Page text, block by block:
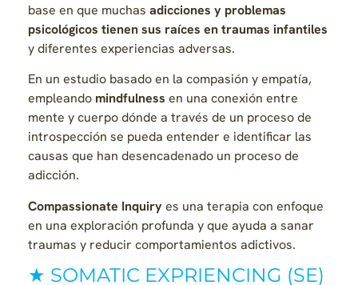
base en que muchas adicciones y problemas
psicológicos tienen sus raíces en traumas infantiles
y diferentes experiencias adversas.
En un estudio basado en la compasión y empatía,
empleando mindfulness en una conexión entre
mente y cuerpo dónde a través de un proceso de
introspección se pueda entender e identificar las
causas que han desencadenado un proceso de
adicción.
Compassionate Inquiryes una terapia con enfoque
en una exploración profunda y que ayuda a sanar
traumas y reducir comportamientos adictivos.
★ SOMATIC EXPRIENCING (SE)